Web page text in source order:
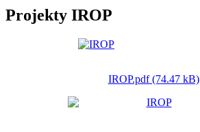
Projekty IROP
IROP.pdf (74.47 kB)